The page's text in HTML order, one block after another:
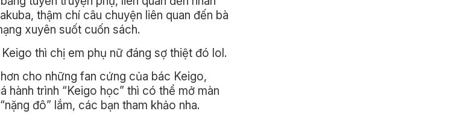
thậm chí câu chuyện liên quan đến bà
xuyên suốt cuốn sách.
thì chị em phụ nữ đáng sợ thiệt đó lol.
cho những fan cứng của bác Keigo,
hành trình “Keigo học” thì có thể mở màn
đô” lắm, các bạn tham khảo nha.